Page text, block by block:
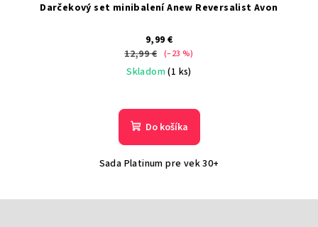
Darčekový set minibalení Anew Reversalist Avon
9,99 €
12,99 € (–23 %)
Skladom(1 ks)
Do košíka
Sada Platinum pre vek 30+